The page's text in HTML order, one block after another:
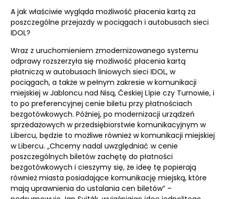
A jak właściwie wygląda możliwość płacenia kartą za
poszczególne przejazdy w pociągach i autobusach sieci
IDOL?
Wraz z uruchomieniem zmodernizowanego systemu
odprawy rozszerzyła się możliwość płacenia kartą
płatniczą w autobusach liniowych sieci IDOL, w
pociągach, a także w pełnym zakresie w komunikacji
miejskiej w Jabloncu nad Nisą, Českiej Lípie czy Turnowie, i
to po preferencyjnej cenie biletu przy płatnościach
bezgotówkowych. Później, po modernizacji urządzeń
sprzedażowych w przedsiębiorstwie komunikacyjnym w
Libercu, będzie to możliwe również w komunikacji miejskiej
w Libercu. „Chcemy nadal uwzględniać w cenie
poszczególnych biletów zachętę do płatności
bezgotówkowych i cieszymy się, że ideę tę popierają
również miasta posiadające komunikację miejską, które
mają uprawnienia do ustalania cen biletów” –